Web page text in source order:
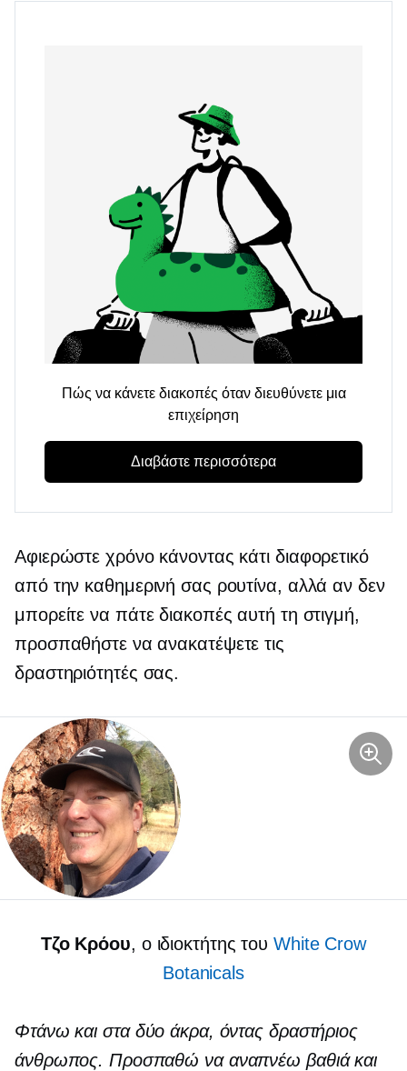
Πώς να κάνετε διακοπές όταν διευθύνετε μια
επιχείρηση
Διαβάστε περισσότερα
Αφιερώστε χρόνο κάνοντας κάτι διαφορετικό
από την καθημερινή σας ρουτίνα, αλλά αν δεν
μπορείτε να πάτε διακοπές αυτή τη στιγμή,
προσπαθήστε να ανακατέψετε τις
δραστηριότητές σας.
Τζο Κρόου, ο ιδιοκτήτης τουWhite Crow
Botanicals
Φτάνω και στα δύο άκρα, όντας δραστήριος
άνθρωπος. Προσπαθώ να αναπνέω βαθιά και